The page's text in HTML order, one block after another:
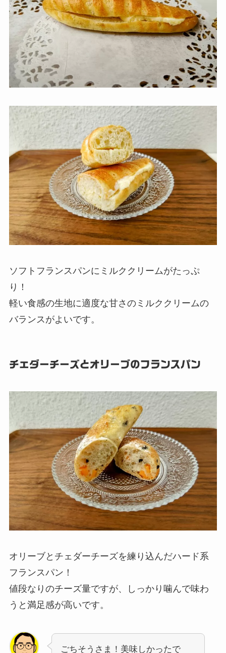
ソフトフランスパンにミルククリームがたっぷ
り！
軽い食感の生地に適度な甘さのミルククリームの
バランスがよいです。
チェダーチーズとオリーブのフランスパン
オリーブとチェダーチーズを練り込んだハード系
フランスパン！
値段なりのチーズ量ですが、しっかり噛んで味わ
うと満足感が高いです。
ごちそうさま！美味しかったで